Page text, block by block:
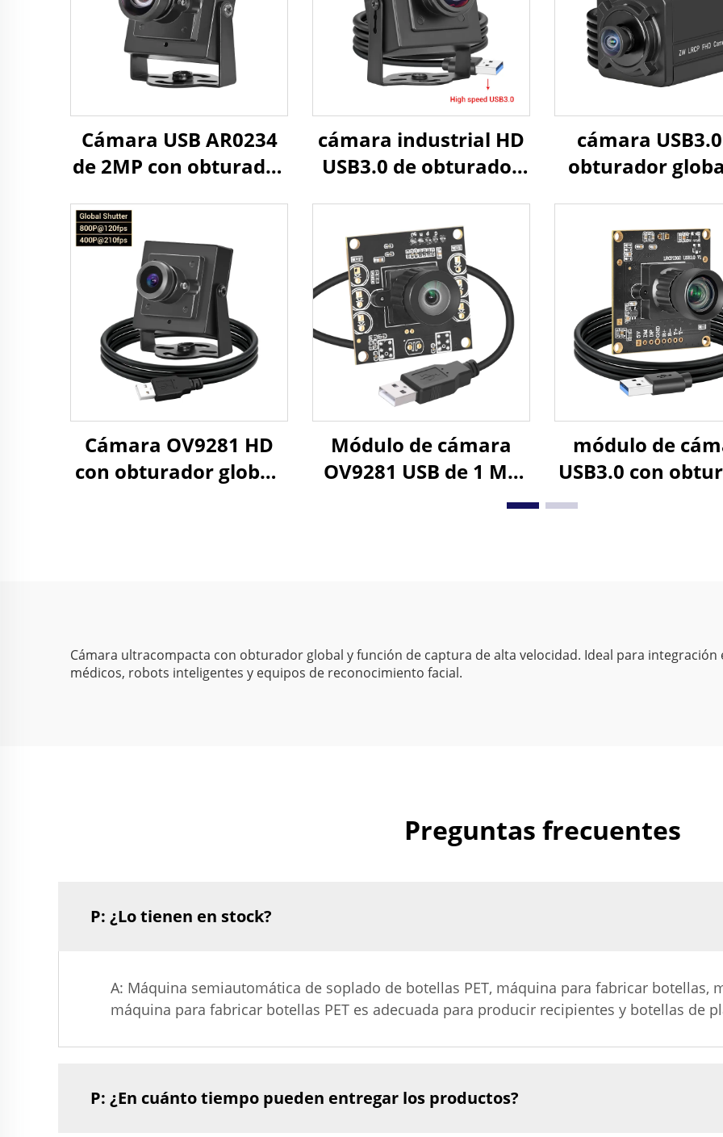
Cámara USB AR0234
de 2MP con obturador
reconocimiento facial
para Android, cámara
industrial
cámara industrial HD
USB3.0 de obturador
de movimiento de alta
velocidad
400fps/200fps sin
controlador, mini
cámara
cámara
obturador
amplio sin
1080P HD para
Cámara OV9281 HD
con obturador global,
Módulo de cámara
OV9281 USB de 1 MP
inspección visual
módulo de
USB3.0 con
global de 1,3 MP
Cámara ultracompacta con obturador global y función de captura de alta velocidad. Ideal para
médicos, robots inteligentes y equipos de reconocimiento facial.
Preguntas frecuentes
P: ¿Lo tienen en stock?
A: Máquina semiautomática de soplado de botellas PET, máquina para fabricar botellas,
máquina para fabricar botellas PET es adecuada para producir recipientes y botellas de
P: ¿En cuánto tiempo pueden entregar los productos?